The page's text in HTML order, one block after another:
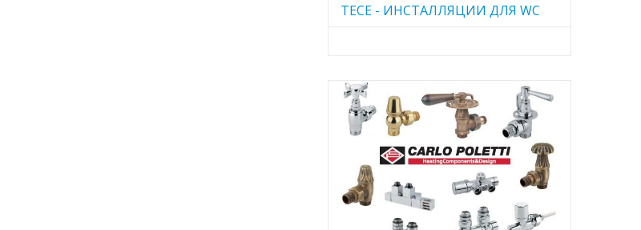
TECE - ИНСТАЛЛЯЦИИ ДЛЯ WC